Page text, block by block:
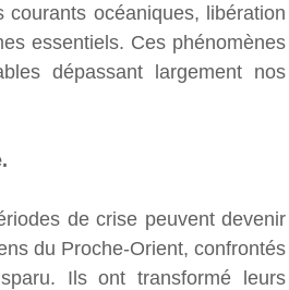
océaniques, libération
essentiels. Ces phénomènes
dépassant largement nos
de crise peuvent devenir
du Proche-Orient, confrontés
Ils ont transformé leurs